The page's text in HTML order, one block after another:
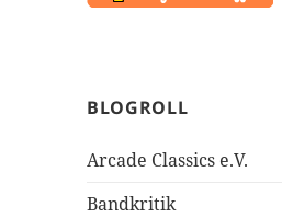
BLOGROLL
Arcade Classics e.V.
Bandkritik